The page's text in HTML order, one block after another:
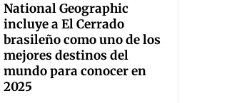
National Geographic
incluye a El Cerrado
brasileño como uno de los
mejores destinos del
mundo para conocer en
2025